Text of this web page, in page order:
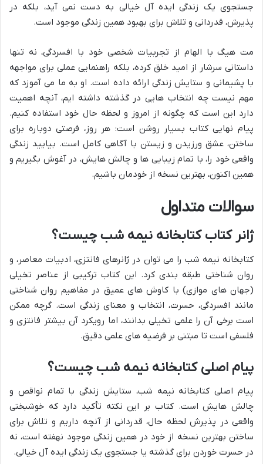
جستجوی یک زندگی ایده آل خیالی به دست نمی آید، بلکه در
پذیرش، قدردانی و تلاش برای بهبود همین زندگی موجود است.
مت هیگ با الهام از تجربیات شخصی خود با افسردگی، نه تنها
داستانی سرشار از امید خلق کرده، بلکه راهنمایی عملی برای مواجهه
با پشیمانی و ستایش زندگی ارائه داده است. او به ما می آموزد که
مهم نیست چه انتخاب هایی در گذشته داشته ایم، آنچه اهمیت
دارد این است که چگونه از امروز و لحظه حال خود استفاده کنیم.
پیام نهایی کتاب بسیار روشن است: هر روز، فرصتی دوباره برای
ساختن، عشق ورزیدن و زیستن با آگاهی کامل است. بیایید زندگی
واقعی خود را، با تمام زیبایی ها و چالش هایش، در آغوش بگیریم و
همین اکنون، بهترین نسخه از خودمان باشیم.
سوالات متداول
ژانر کتاب کتابخانه نیمه شب چیست؟
کتابخانه نیمه شب را می توان در ژانرهای فانتزی، ادبیات معاصر، و
روان شناختی طبقه بندی کرد. این کتاب ترکیبی از عناصر تخیلی
(جهان های موازی) با کاوش های عمیق در مفاهیم روان شناختی
مانند افسردگی، حسرت، انتخاب و معنای زندگی است. گرچه ممکن
است برخی آن را علمی تخیلی بدانند، اما رویکرد آن بیشتر فانتزی و
فلسفی است تا مبتنی بر فرضیه های علمی دقیق.
پیام اصلی کتابخانه نیمه شب چیست؟
پیام اصلی کتابخانه نیمه شب، ستایش زندگی با تمام نواقص و
چالش هایش است. کتاب بر این نکته تأکید دارد که خوشبختی
واقعی در پذیرش لحظه حال، قدردانی از آنچه داریم و تلاش برای
ساختن بهترین نسخه از خود در همین زندگی موجود نهفته است، نه
در حسرت خوردن برای گذشته یا جستجوی یک زندگی ایده آل خیالی.